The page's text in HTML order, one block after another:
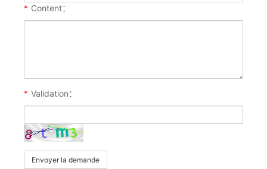
* Content：
* Validation：
Envoyer la demande